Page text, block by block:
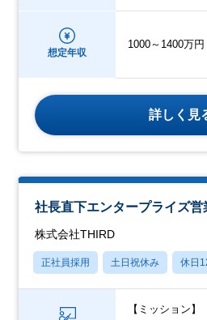
想定年収
1000～1400万円
詳しく見
社長直下エンタープライズ営
株式会社THIRD
正社員採用 土日祝休み 休日
【ミッション】